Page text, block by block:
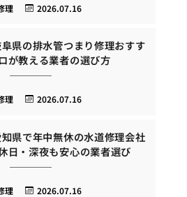
2026.07.16
理
阜県の排水管つまり修理おすす
が教える業者の選び方
2026.07.16
理
知県で年中無休の水道修理会社
日・深夜も安心の業者選び
2026.07.16
理